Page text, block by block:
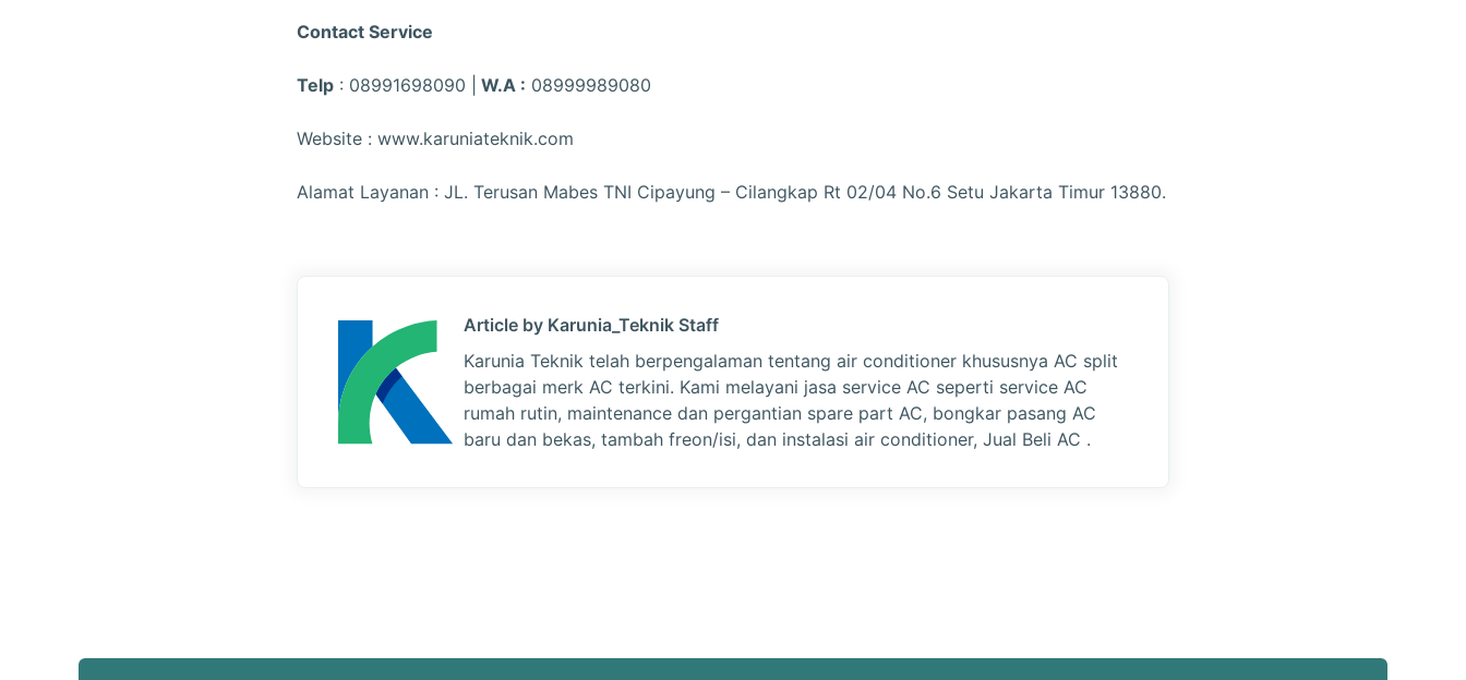
Contact Service
Telp : 08991698090 | W.A : 08999989080
Website : www.karuniateknik.com
Alamat Layanan : JL. Terusan Mabes TNI Cipayung – Cilangkap Rt 02/04 No.6 Setu Jakarta Timur 13880.
Article by Karunia_Teknik Staff
Karunia Teknik telah berpengalaman tentang air conditioner khususnya AC split
berbagai merk AC terkini. Kami melayani jasa service AC seperti service AC
rumah rutin, maintenance dan pergantian spare part AC, bongkar pasang AC
baru dan bekas, tambah freon/isi, dan instalasi air conditioner, Jual Beli AC .